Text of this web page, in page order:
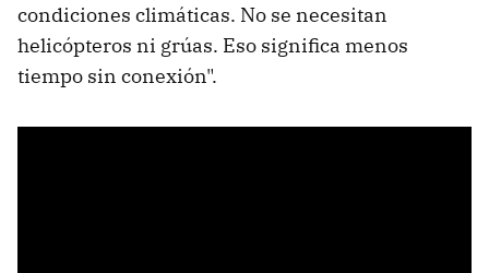
condiciones climáticas. No se necesitan
helicópteros ni grúas. Eso significa menos
tiempo sin conexión".